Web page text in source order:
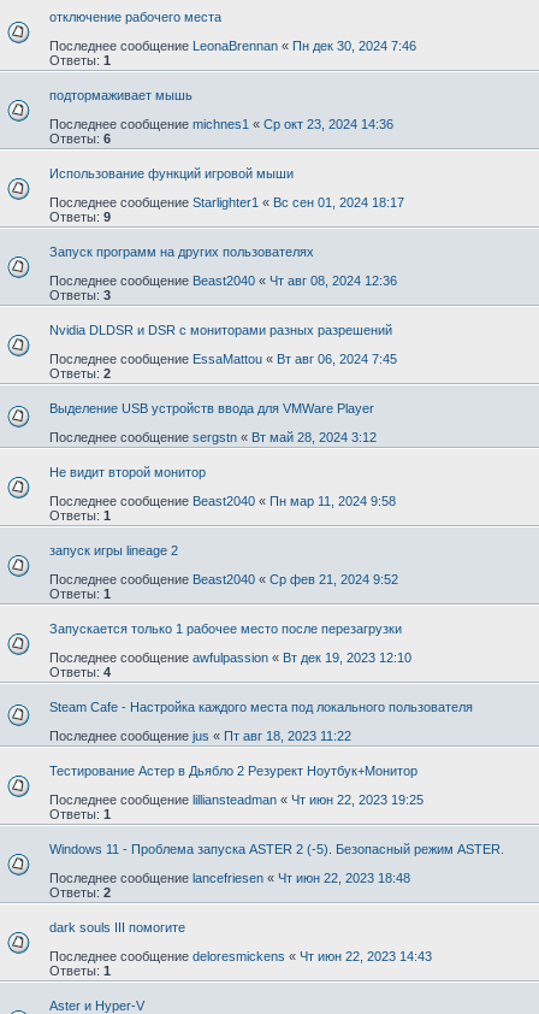
отключение рабочего места
Последнее сообщение LeonaBrennan « Пн дек 30, 2024 7:46
Ответы: 1
подтормаживает мышь
Последнее сообщение michnes1 « Ср окт 23, 2024 14:36
Ответы: 6
Использование функций игровой мыши
Последнее сообщение Starlighter1 « Вс сен 01, 2024 18:17
Ответы: 9
Запуск программ на других пользователях
Последнее сообщение Beast2040 « Чт авг 08, 2024 12:36
Ответы: 3
Nvidia DLDSR и DSR с мониторами разных разрешений
Последнее сообщение EssaMattou « Вт авг 06, 2024 7:45
Ответы: 2
Выделение USB устройств ввода для VMWare Player
Последнее сообщение sergstn « Вт май 28, 2024 3:12
Не видит второй монитор
Последнее сообщение Beast2040 « Пн мар 11, 2024 9:58
Ответы: 1
запуск игры lineage 2
Последнее сообщение Beast2040 « Ср фев 21, 2024 9:52
Ответы: 1
Запускается только 1 рабочее место после перезагрузки
Последнее сообщение awfulpassion « Вт дек 19, 2023 12:10
Ответы: 4
Steam Cafe - Настройка каждого места под локального пользователя
Последнее сообщение jus « Пт авг 18, 2023 11:22
Тестирование Астер в Дьябло 2 Резурект Ноутбук+Монитор
Последнее сообщение lilliansteadman « Чт июн 22, 2023 19:25
Ответы: 1
Windows 11 - Проблема запуска ASTER 2 (-5). Безопасный режим ASTER.
Последнее сообщение lancefriesen « Чт июн 22, 2023 18:48
Ответы: 2
dark souls III помогите
Последнее сообщение deloresmickens « Чт июн 22, 2023 14:43
Ответы: 1
Aster и Hyper-V